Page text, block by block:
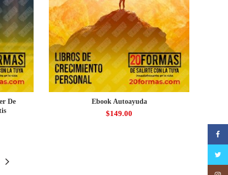
De
Ebook Autoayuda
$149.00